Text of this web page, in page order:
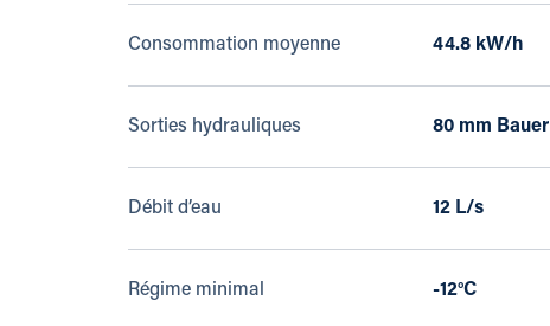
Consommation moyenne 44.8 kW/h
Sorties hydrauliques 80 mm Bauer
Débit d’eau 12 L/s
Régime minimal -12°C